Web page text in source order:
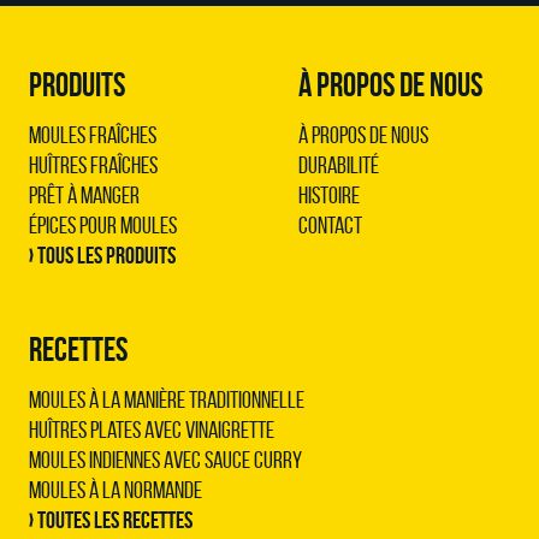
PRODUITS
Moules Fraîches
Huîtres Fraîches
Prêt à Manger
Épices pour Moules
› Tous les produits
RECETTES
Moules à la manière traditionnelle
Huîtres plates avec vinaigrette
Moules indiennes avec sauce curry
Moules à la normande
› Toutes les recettes
À PROPOS DE NOUS
À propos de nous
Durabilité
Histoire
Contact